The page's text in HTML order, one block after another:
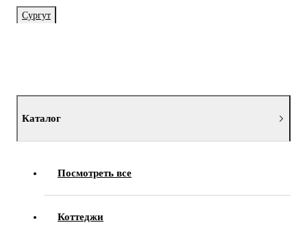
Сургут
Каталог
Посмотреть все
Коттеджи